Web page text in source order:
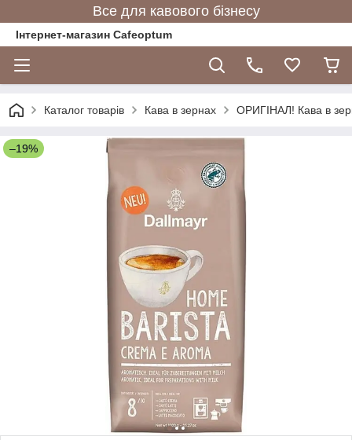
Все для кавового бізнесу
Інтернет-магазин Cafeoptum
Каталог товарів Кава в зернах ОРИГІНАЛ! Кава в
–19%